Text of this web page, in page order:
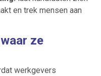
en trek mensen aan
ze
werkgevers